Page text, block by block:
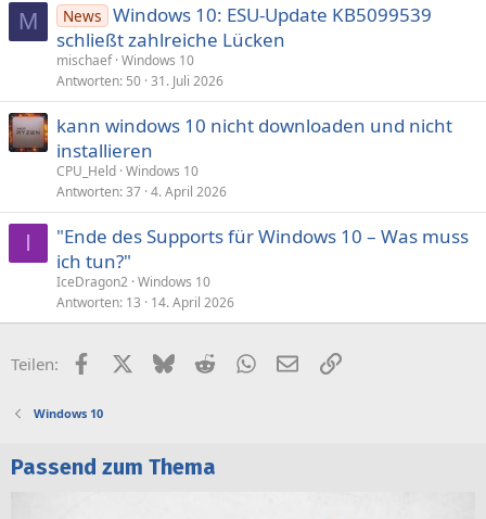
M News Windows 10: ESU-Update KB5099539
schließt zahlreiche Lücken
mischaef Windows 10
Antworten 50 31. Juli 2026
kann windows 10 nicht downloaden und nicht
installieren
CPU_Held Windows 10
Antworten 37 4. April 2026
I
"Ende des Supports für Windows 10 – Was muss
ich tun?"
IceDragon2 Windows 10
Antworten 13 14. April 2026
Teilen: FacebookX (Twitter)
BlueskyRedditWhatsApp
E-MailLink
Windows 10
Passend zum Thema